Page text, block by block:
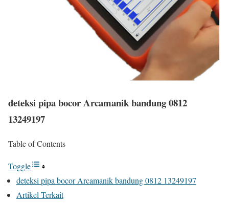
deteksi pipa bocor Arcamanik bandung 0812
13249197
Table of Contents
Toggle
deteksi pipa bocor Arcamanik bandung 0812 13249197
Artikel Terkait